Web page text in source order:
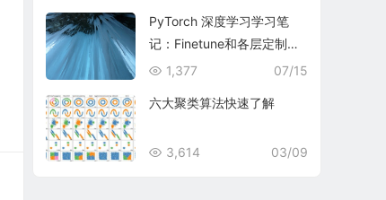
PyTorch 深度学习学习笔
记：Finetune和各层定制学
习率
07/15
1,377
六大聚类算法快速了解
03/09
3,614